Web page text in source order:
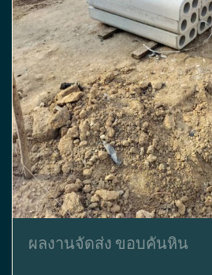
ผลงานจัดส่ง ขอบคันหิน